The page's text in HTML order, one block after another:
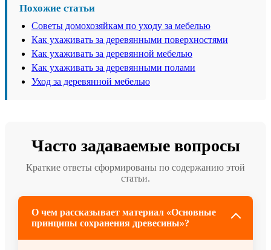
Похожие статьи
Советы домохозяйкам по уходу за мебелью
Как ухаживать за деревянными поверхностями
Как ухаживать за деревянной мебелью
Как ухаживать за деревянными полами
Уход за деревянной мебелью
Часто задаваемые вопросы
Краткие ответы сформированы по содержанию этой
статьи.
О чем рассказывает материал «Основные
принципы сохранения древесины»?